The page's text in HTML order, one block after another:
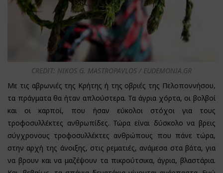
CREDIT: NIKOS G. MASTROPAVLOS / EUDEMONIA.GR
Με τις αβρωνιές της Κρήτης ή της οβριές της Πελοποννήσου,
τα πράγματα θα ήταν απλούστερα. Τα άγρια χόρτα, οι βολβοί
και οι καρποί, που ήσαν εύκολοι στόχοι για τους
τροφοσυλλέκτες ανθρωπίδες. Τώρα είναι δύσκολο να βρεις
σύγχρονους τροφοσυλλέκτες ανθρώπους που πάνε τώρα,
στην αρχή της άνοιξης, στις ρεματιές, ανάμεσα στα βάτα, για
να βρουν και να μαζέψουν τα πικρούτσικα, άγρια, βλαστάρια.